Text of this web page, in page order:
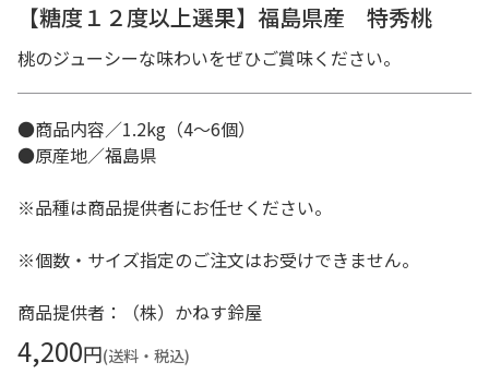
【糖度１２度以上選果】福島県産 特秀桃
桃のジューシーな味わいをぜひご賞味ください。
●商品内容／1.2kg（4～6個）
●原産地／福島県
※品種は商品提供者にお任せください。
※個数・サイズ指定のご注文はお受けできません。
商品提供者：（株）かねす鈴屋
4,200円(送料・税込)